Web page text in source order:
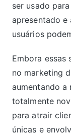
ser usado
apresentado e
usuários
Embora essas
no marketing
aumentando a
totalmente
para atrair
únicas e